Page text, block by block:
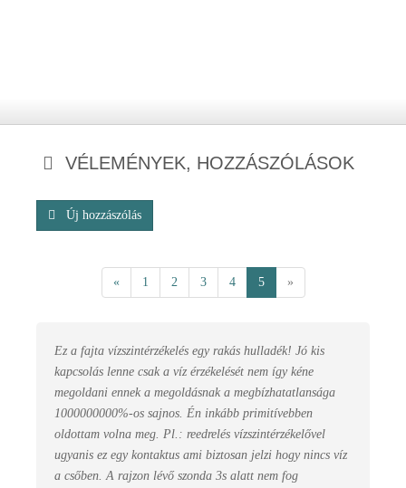
VÉLEMÉNYEK, HOZZÁSZÓLÁSOK
Új hozzászólás
« 1 2 3 4 5 »
Ez a fajta vízszintérzékelés egy rakás hulladék! Jó kis
kapcsolás lenne csak a víz érzékelését nem így kéne
megoldani ennek a megoldásnak a megbízhatatlansága
1000000000%-os sajnos. Én inkább primitívebben
oldottam volna meg. Pl.: reedrelés vízszintérzékelővel
ugyanis ez egy kontaktus ami biztosan jelzi hogy nincs víz
a csőben. A rajzon lévő szonda 3s alatt nem fog